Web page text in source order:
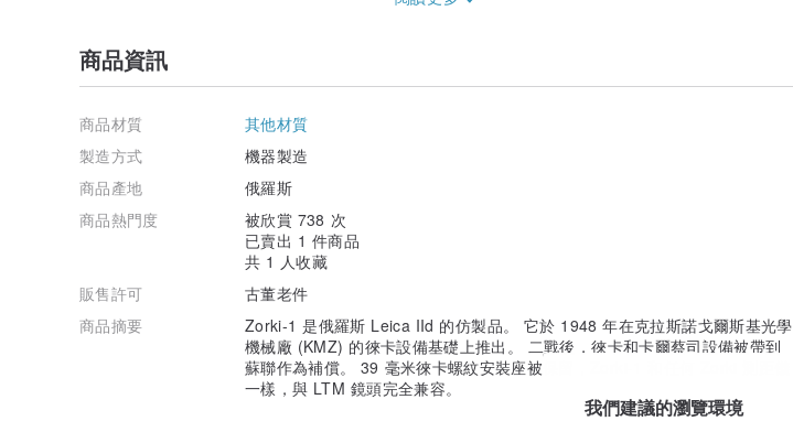
鏡頭蓋
收線軸
我們非常高興歡迎任何國際投標人！
我們在全球範圍內免費運送該商品！
收到您的付款後，物品將立即通過俄羅斯郵政服務發貨。
運送時間大多約為2-3 週，以帶有跟踪號碼的掛號航空郵件包裹收到物品（或對於重物品，通過掛號
和投保的航空郵件包裹），但有時（但不是很常見）最多可能需要兩週時間月。
如果您需要非常快速的運輸，這裡可以使用 DHL 和 UPS，但運輸金屬 35mm 相機的費用可能超過
100 美元，因此很少使用這種運輸方式。
所有物品均包裝在堅固的紙箱中，內部採用柔軟材料，可在運送到您家的長途途中保護您的物品。
我們將所有包裹和包裹標記為“禮物”，海關價值較低，因此您將有機會避免在您的國家繳納額外稅
款。然而，海關官員對此可以有自己的意見，並可以要求納稅，這不是我們的問題，抱歉。
現在可以使用跟踪號碼，但大多數情況下我們只能在俄羅斯境內跟踪我們的包裹，然後您可以在您所
在國家/地區的國家郵政服務中查找它...如果您需要跟踪號碼，請詢問我。
抱歉，該商品不符合合併運輸/手續費的條件。
商品資訊
商品材質
其他材質
製造方式
機器製造
商品產地
俄羅斯
商品熱門度
被欣賞 738 次
已賣出 1 件商品
共 1 人收藏
販售許可
古董老件
商品摘要
Zorki-1 是俄羅斯 Leica IId 的仿製品。 它於 1948 年在克拉斯諾戈爾斯基光學
機械廠 (KMZ) 的徠卡設備基礎上推出。 二戰後，徠卡和卡爾蔡司設備被帶到
蘇聯作為補償。 39 毫米徠卡螺紋安裝座被保留，Zorki-1 和任何 Zorki 測距儀
一樣，與 LTM 鏡頭完全兼容。
我們建議的瀏覽環境